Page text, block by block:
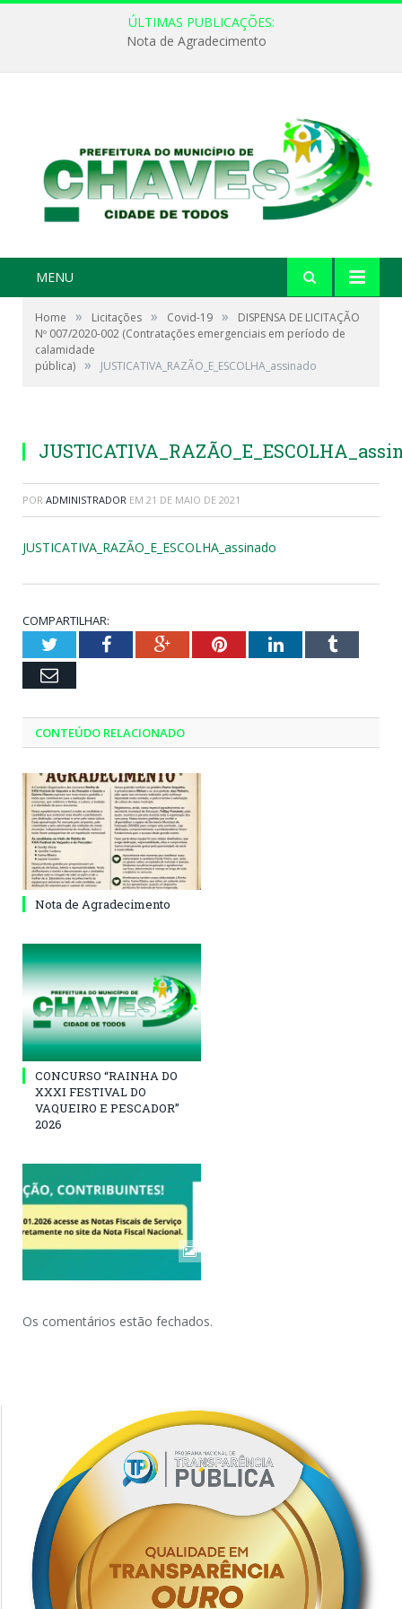
ÚLTIMAS PUBLICAÇÕES:
Nota de Agradecimento
MENU
Home » Licitações » Covid-19 »
DISPENSA DE LICITAÇÃO
Nº 007/2020-002 (Contratações emergenciais em período de
calamidade
pública) » JUSTICATIVA_RAZÃO_E_ESCOLHA_assinado
POR ADMINISTRADOR EM 21 DE MAIO DE 2021
JUSTICATIVA_RAZÃO_E_ESCOLHA_assinado
COMPARTILHAR:
TwitterFacebookGoogle+PinterestLinkedInTumblr
Email
CONTEÚDO RELACIONADO
Nota de Agradecimento
CONCURSO “RAINHA DO
XXXI FESTIVAL DO
VAQUEIRO E PESCADOR”
2026
Os comentários estão fechados.